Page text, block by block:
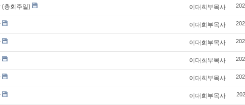
총회주일) 이대희부목사
이대희부목사
이대희부목사
이대희부목사
이대희부목사
이대희부목사